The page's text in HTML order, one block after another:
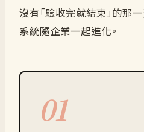
沒有「驗收完就結束」的那
系統隨企業一起進化。
01